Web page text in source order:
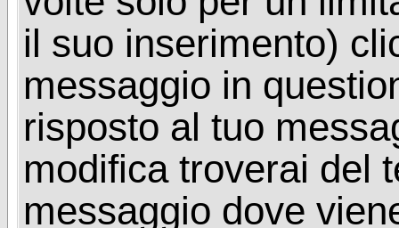
il suo inserimento)
messaggio in
risposto al tuo
modifica troverai del
messaggio dove